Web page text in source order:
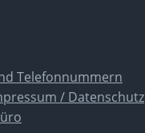
Telefonnummern
/ Datenschutz